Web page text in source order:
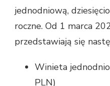
jednodniową,
roczne. Od 1 marca
przedstawiają się
Winieta
PLN)